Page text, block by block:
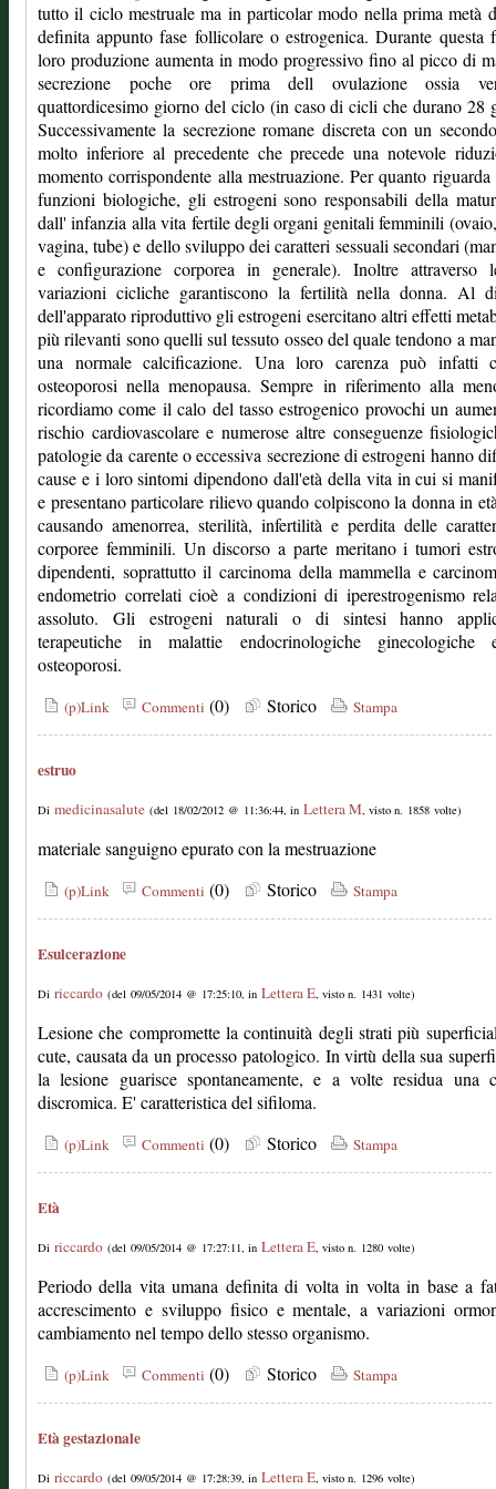
tutto il ciclo mestruale ma in particolar modo nella prima metà
definita appunto fase follicolare o estrogenica. Durante questa
loro produzione aumenta in modo progressivo fino al picco di
secrezione poche ore prima dell ovulazione ossia
quattordicesimo giorno del ciclo (in caso di cicli che durano 28
Successivamente la secrezione romane discreta con un
molto inferiore al precedente che precede una notevole
momento corrispondente alla mestruazione. Per quanto
funzioni biologiche, gli estrogeni sono responsabili della
dall' infanzia alla vita fertile degli organi genitali femminili
vagina, tube) e dello sviluppo dei caratteri sessuali secondari
e configurazione corporea in generale). Inoltre attraverso
variazioni cicliche garantiscono la fertilità nella donna. Al
dell'apparato riproduttivo gli estrogeni esercitano altri effetti
più rilevanti sono quelli sul tessuto osseo del quale tendono a
una normale calcificazione. Una loro carenza può infatti
osteoporosi nella menopausa. Sempre in riferimento alla
ricordiamo come il calo del tasso estrogenico provochi un
rischio cardiovascolare e numerose altre conseguenze
patologie da carente o eccessiva secrezione di estrogeni hanno
cause e i loro sintomi dipendono dall'età della vita in cui si
e presentano particolare rilievo quando colpiscono la donna in
causando amenorrea, sterilità, infertilità e perdita delle
corporee femminili. Un discorso a parte meritano i tumori
dipendenti, soprattutto il carcinoma della mammella e
endometrio correlati cioè a condizioni di iperestrogenismo
assoluto. Gli estrogeni naturali o di sintesi hanno
terapeutiche in malattie endocrinologiche
osteoporosi.
(p)Link Commenti (0) Storico Stampa
estruo
Di medicinasalute (del 18/02/2012 @ 11:36:44, in Lettera M, visto n. 1858 volte)
materiale sanguigno epurato con la mestruazione
(p)Link Commenti (0) Storico Stampa
Esulcerazione
Di riccardo (del 09/05/2014 @ 17:25:10, in Lettera E, visto n. 1431 volte)
Lesione che compromette la continuità degli strati più
cute, causata da un processo patologico. In virtù della sua
la lesione guarisce spontaneamente, e a volte residua una
discromica. E' caratteristica del sifiloma.
(p)Link Commenti (0) Storico Stampa
Età
Di riccardo (del 09/05/2014 @ 17:27:11, in Lettera E, visto n. 1280 volte)
Periodo della vita umana definita di volta in volta in base a
accrescimento e sviluppo fisico e mentale, a variazioni
cambiamento nel tempo dello stesso organismo.
(p)Link Commenti (0) Storico Stampa
Età gestazionale
Di riccardo (del 09/05/2014 @ 17:28:39, in Lettera E, visto n. 1296 volte)